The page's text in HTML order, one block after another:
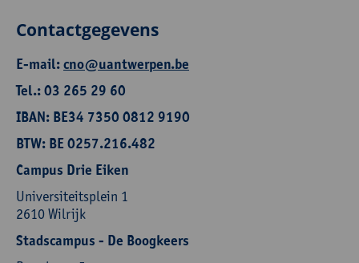
Contactgegevens
E-mail:cno@uantwerpen.be
Tel.: 03 265 29 60
IBAN: BE34 7350 0812 9190
BTW: BE 0257.216.482
Campus Drie Eiken
Universiteitsplein 1
2610 Wilrijk
Stadscampus - De Boogkeers